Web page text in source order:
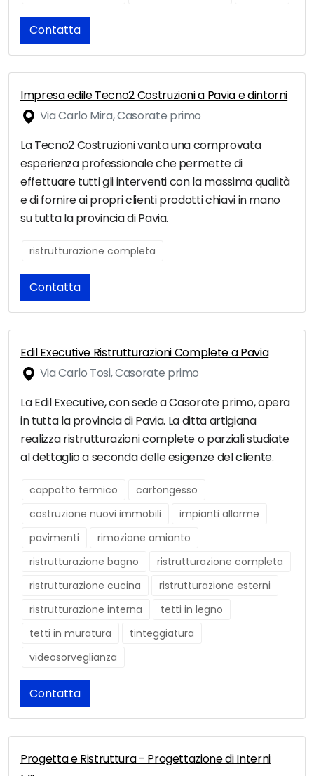
Contatta
Impresa edile Tecno2 Costruzioni a Pavia e dintorni
Via Carlo Mira, Casorate primo
La Tecno2 Costruzioni vanta una comprovata
esperienza professionale che permette di
effettuare tutti gli interventi con la massima qualità
e di fornire ai propri clienti prodotti chiavi in mano
su tutta la provincia di Pavia.
ristrutturazione completa
Contatta
Edil Executive Ristrutturazioni Complete a Pavia
Via Carlo Tosi, Casorate primo
La Edil Executive, con sede a Casorate primo, opera
in tutta la provincia di Pavia. La ditta artigiana
realizza ristrutturazioni complete o parziali studiate
al dettaglio a seconda delle esigenze del cliente.
cappotto termico
cartongesso
costruzione nuovi immobili
impianti allarme
pavimenti
rimozione amianto
ristrutturazione bagno
ristrutturazione completa
ristrutturazione cucina
ristrutturazione esterni
ristrutturazione interna
tetti in legno
tetti in muratura
tinteggiatura
videosorveglianza
Contatta
Progetta e Ristruttura - Progettazione di Interni